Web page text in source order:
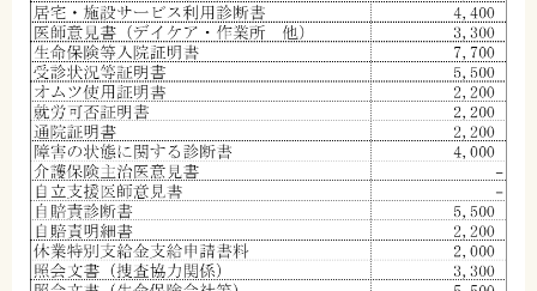
こだまホスピタル
〒986-0873
宮城県石巻市山下町2丁目5番
7号
0225-22-5431(代)
0225-23-0811